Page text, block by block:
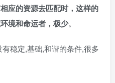
应的资源去匹配时，这样的
境和命运者，极少。
稳定,基础,和谐的条件,很多